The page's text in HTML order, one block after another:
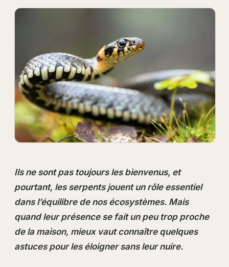
Ils ne sont pas toujours les bienvenus, et
pourtant, les serpents jouent un rôle essentiel
dans l’équilibre de nos écosystèmes. Mais
quand leur présence se fait un peu trop proche
de la maison, mieux vaut connaître quelques
astuces pour les éloigner sans leur nuire.